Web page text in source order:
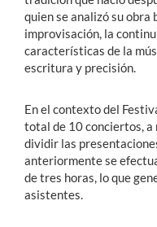
quien se analizó su obra
improvisación, la
características de la
escritura y precisión.
En el contexto del
total de 10 conciertos, a
dividir las
anteriormente se
de tres horas, lo que
asistentes.